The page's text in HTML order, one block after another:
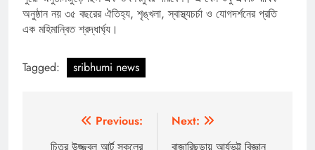
অনুষ্ঠান নয় ৩৫ বছরের ঐতিহ্য, শৃঙ্খলা, স্বাস্থ্যচর্চা ও যোগদর্শনের প্রতি
এক মহিমান্বিত শ্রদ্ধার্ঘ্য।
Tagged: sribhumi news
Previous:
চিত্র উজ্জ্বল আর্ট স্কুলের
Next:
বাজারিছড়ায় আর্যভট্ট বিজ্ঞান